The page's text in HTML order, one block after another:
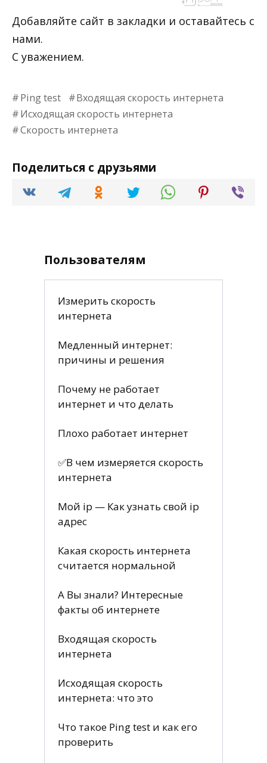
Добавляйте сайт в закладки и оставайтесь с
нами.
С уважением.
Ping test
Входящая скорость интернета
Исходящая скорость интернета
Скорость интернета
Поделиться с друзьями
Пользователям
Измерить скорость
интернета
Медленный интернет:
причины и решения
Почему не работает
интернет и что делать
Плохо работает интернет
✅В чем измеряется скорость
интернета
Мой ip — Как узнать свой ip
адрес
Какая скорость интернета
считается нормальной
А Вы знали? Интересные
факты об интернете
Входящая скорость
интернета
Исходящая скорость
интернета: что это
Что такое Ping test и как его
проверить